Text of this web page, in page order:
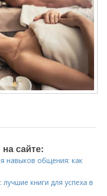
сайте:
навыков общения: как
книги для успеха в